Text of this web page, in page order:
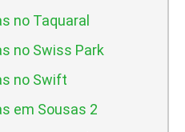
no Taquaral
no Swiss Park
no Swift
em Sousas 2